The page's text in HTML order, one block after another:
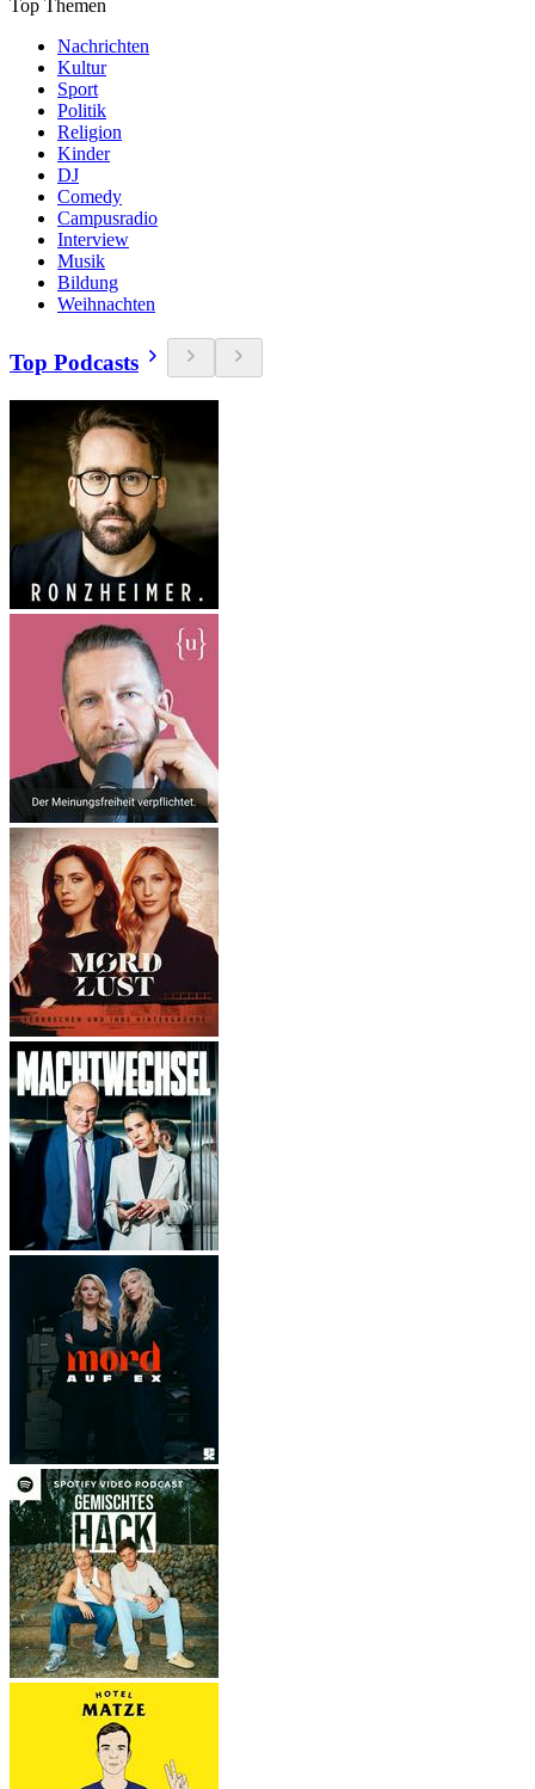
Top Themen
Nachrichten
Kultur
Sport
Politik
Religion
Kinder
DJ
Comedy
Campusradio
Interview
Musik
Bildung
Weihnachten
Top Podcasts